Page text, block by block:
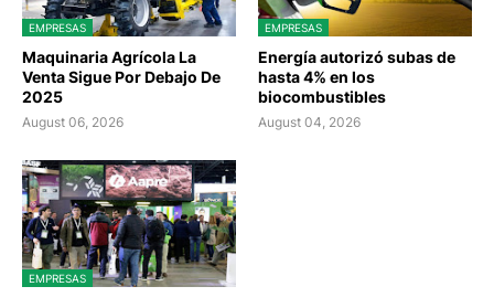
EMPRESAS
Maquinaria Agrícola La
Venta Sigue Por Debajo De
2025
August 06, 2026
EMPRESAS
Energía autorizó subas de
hasta 4% en los
biocombustibles
August 04, 2026
EMPRESAS